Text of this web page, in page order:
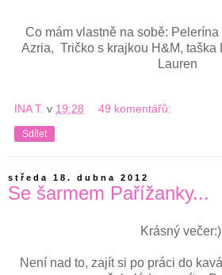
Co mám vlastně na sobě:
Azria, Tričko s krajkou H&M, taška
Lauren
INA T. v 19:28 49 komentářů:
Sdílet
středa 18. dubna 2012
Se šarmem Pařížanky...
Krásný večer:)
Není nad to, zajít si po práci do